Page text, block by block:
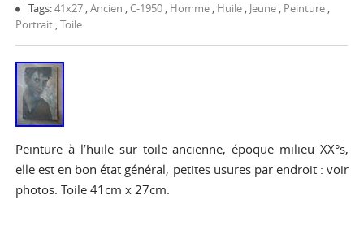
Tags:41x27 ,Ancien , C-1950 , Homme , Huile , Jeune , Peinture ,
Portrait ,Toile
Peinture à l’huile sur toile ancienne, époque milieu XX°s,
elle est en bon état général, petites usures par endroit : voir
photos. Toile 41cm x 27cm.